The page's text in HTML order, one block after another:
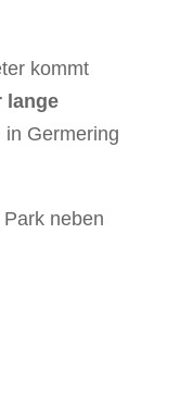
kommt
lange
in Germering
neben